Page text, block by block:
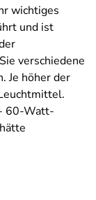
wichtiges
und ist
verschiedene
Je höher der
60-Watt-